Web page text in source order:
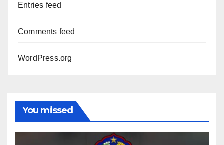
Entries feed
Comments feed
WordPress.org
You missed